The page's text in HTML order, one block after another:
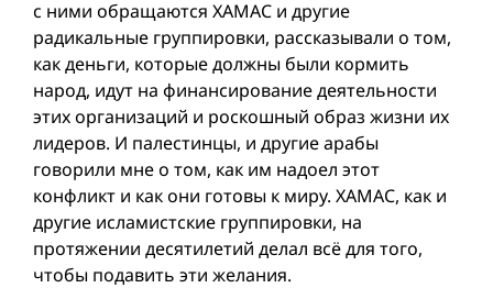
с ними обращаются ХАМАС и другие
радикальные группировки, рассказывали о том,
как деньги, которые должны были кормить
народ, идут на финансирование деятельности
этих организаций и роскошный образ жизни их
лидеров. И палестинцы, и другие арабы
говорили мне о том, как им надоел этот
конфликт и как они готовы к миру. ХАМАС, как и
другие исламистские группировки, на
протяжении десятилетий делал всё для того,
чтобы подавить эти желания.